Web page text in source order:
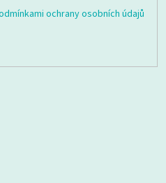
ochrany osobních údajů